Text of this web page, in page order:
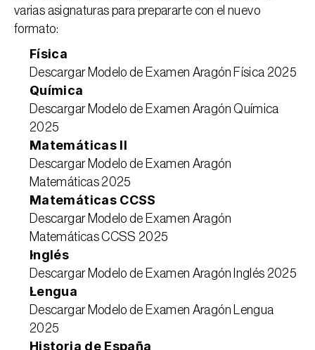
varias asignaturas para prepararte con el nuevo
formato:
Física
Descargar Modelo de Examen Aragón Física 2025
Química
Descargar Modelo de Examen Aragón Química
2025
Matemáticas II
Descargar Modelo de Examen Aragón
Matemáticas 2025
Matemáticas CCSS
Descargar Modelo de Examen Aragón
Matemáticas CCSS 2025
Inglés
Descargar Modelo de Examen Aragón Inglés 2025
Lengua
Descargar Modelo de Examen Aragón Lengua
2025
Historia de España